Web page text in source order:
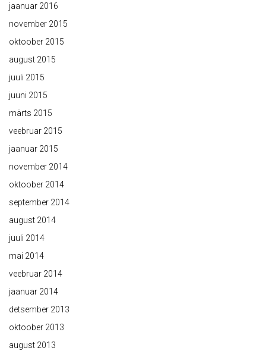
jaanuar 2016
november 2015
oktoober 2015
august 2015
juuli 2015
juuni 2015
märts 2015
veebruar 2015
jaanuar 2015
november 2014
oktoober 2014
september 2014
august 2014
juuli 2014
mai 2014
veebruar 2014
jaanuar 2014
detsember 2013
oktoober 2013
august 2013